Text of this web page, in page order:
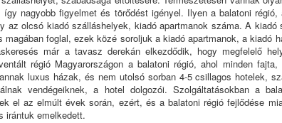
nagyobb figyelmet és törődést igényel. Ilyen a balatoni régió,
az olcsó kiadó szálláshelyek, kiadó apartmanok száma. A kiadó
foglal, ezek közé soroljuk a kiadó apartmanok, a kiadó
már a tavasz derekán elkezdődik, hogy megfelelő
régió Magyarországon a balatoni régió, ahol minden fajta,
luxus házak, és nem utolsó sorban 4-5 csillagos hotelek,
vendégeiknek, a hotel dolgozói. Szolgáltatásokban a
el az elmúlt évek során, ezért, és a balatoni régió fejlődése
irántuk emelkedett.